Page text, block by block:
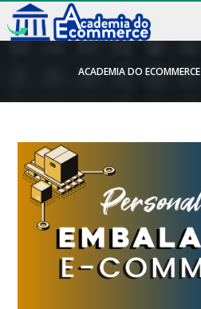
ACADEMIA DO ECOMMERCE